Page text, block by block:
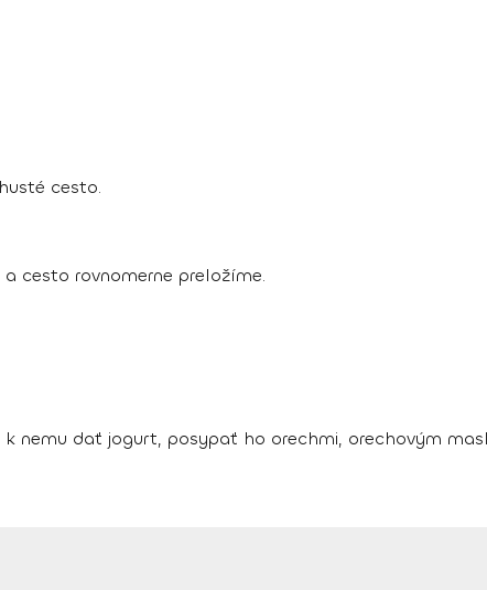
cesto.
cesto rovnomerne preložíme.
nemu dať jogurt, posypať ho orechmi, orechovým